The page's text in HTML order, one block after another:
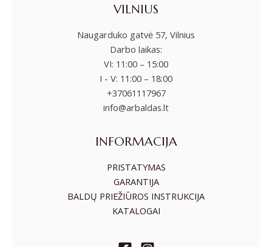
VILNIUS
Naugarduko gatvė 57, Vilnius
Darbo laikas:
VI: 11:00 – 15:00
I - V: 11:00 – 18:00
+37061117967
info@arbaldas.lt
INFORMACIJA
PRISTATYMAS
GARANTIJA
BALDŲ PRIEŽIŪROS INSTRUKCIJA
KATALOGAI